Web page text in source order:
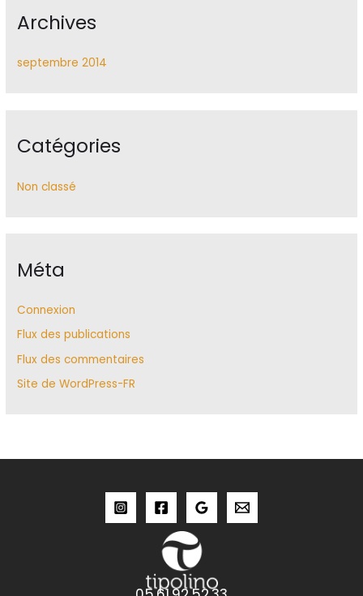
Archives
septembre 2014
Catégories
Non classé
Méta
Connexion
Flux des publications
Flux des commentaires
Site de WordPress-FR